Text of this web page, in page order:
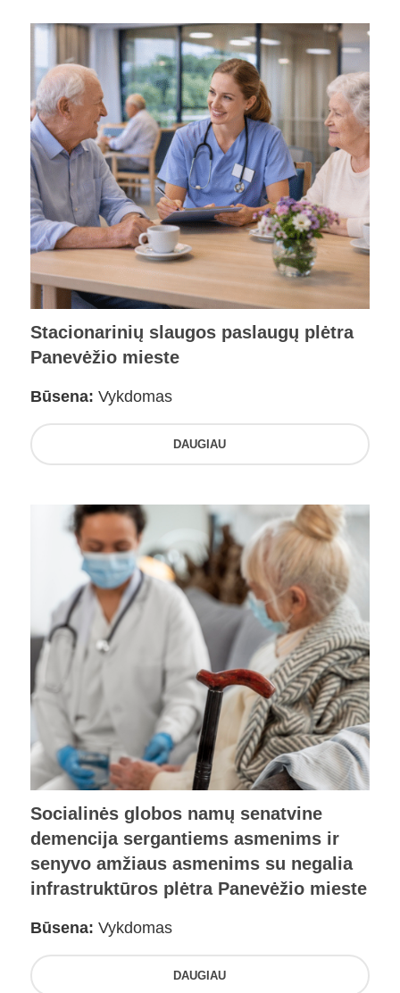
Stacionarinių slaugos paslaugų plėtra
Panevėžio mieste
Būsena: Vykdomas
DAUGIAU
Socialinės globos namų senatvine
demencija sergantiems asmenims ir
senyvo amžiaus asmenims su negalia
infrastruktūros plėtra Panevėžio mieste
Būsena: Vykdomas
DAUGIAU